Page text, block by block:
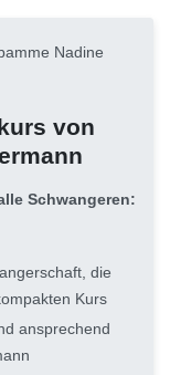
von
Schwangeren:
die
Kurs
ansprechend